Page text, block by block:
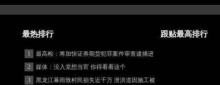
最热排行 跟贴最高排行
1
最高检：将加快证券期货犯罪案件审查逮捕进
度
2
媒体：没入党想当官 你得看看这个
3
黑龙江暴雨致村民损失近千万 泄洪道因施工被